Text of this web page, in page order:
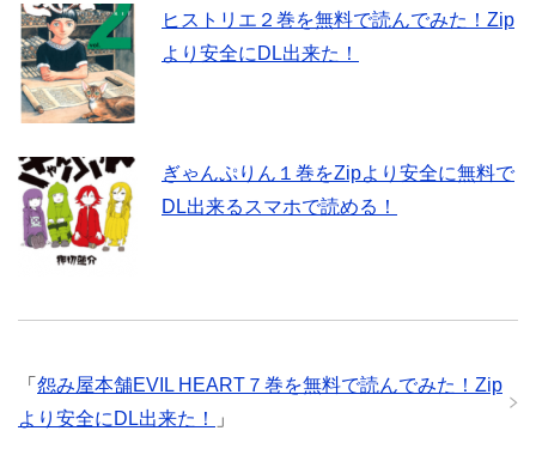
ヒストリエ２巻を無料で読んでみた！Zip
より安全にDL出来た！
ぎゃんぷりん１巻をZipより安全に無料で
DL出来るスマホで読める！
「 怨み屋本舗EVIL HEART７巻を無料で読んでみた！Zip
より安全にDL出来た！
」